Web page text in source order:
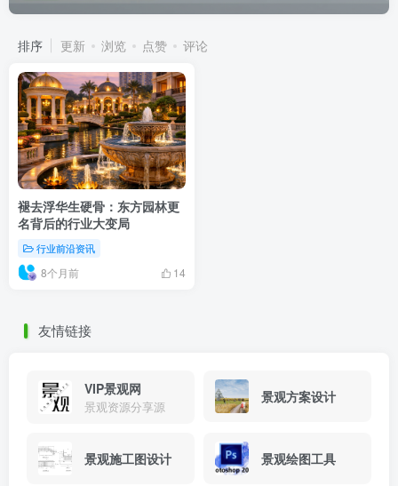
排序 更新 浏览 点赞 评论
褪去浮华生硬骨：东方园林更
名背后的行业大变局
行业前沿资讯
8个月前 14
友情链接
VIP景观网
景观资源分享源
景观方案设计
景观施工图设计 景观绘图工具